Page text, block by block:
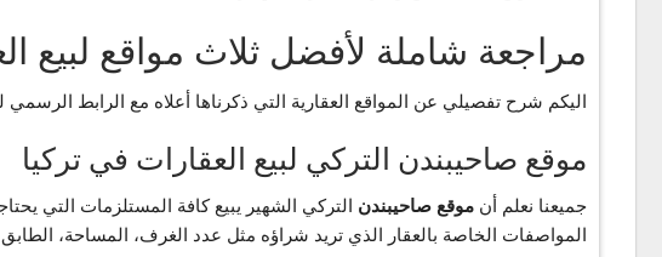
مراجعة شاملة لأفضل ثلاث مواقع لبيع
اليكم شرح تفصيلي عن المواقع العقارية التي ذكرناها أعلاه مع الرابط
موقع صاحيبندن التركي لبيع العقارات في تركيا
جميعنا نعلم أن موقع صاحيبندن التركي الشهير يبيع كافة المستلزمات التي
المواصفات الخاصة بالعقار الذي تريد شراؤه مثل عدد الغرف، المساحة،